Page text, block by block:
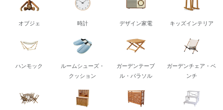
オブジェ 時計 デザイン家電 キッズインテリア
ハンモック
ルームシューズ・
クッション
ガーデンテーブ
ル・パラソル
ガーデンチェア・ベ
ンチ